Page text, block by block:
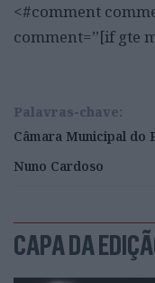
<#comment
comment=”[if gte
Palavras-chave:
Câmara Municipal do
Nuno Cardoso
CAPA DA